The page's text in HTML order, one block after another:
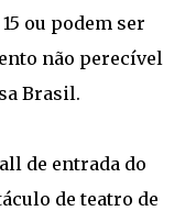
ou podem ser
não perecível
Brasil.
de entrada do
de teatro de